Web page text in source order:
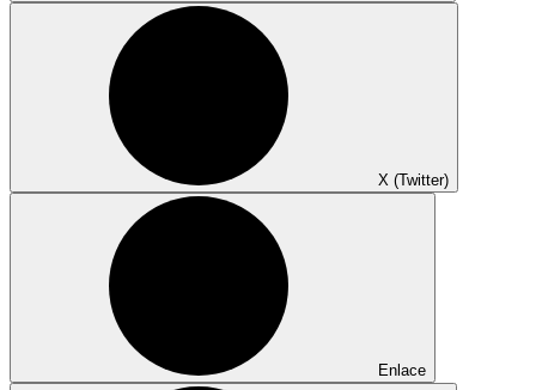
X (Twitter)
Enlace